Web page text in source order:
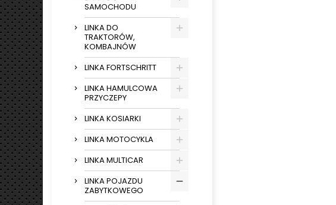
SAMOCHODU
LINKA DO
TRAKTORÓW,
KOMBAJNÓW
LINKA FORTSCHRITT
LINKA HAMULCOWA
PRZYCZEPY
LINKA KOSIARKI
LINKA MOTOCYKLA
LINKA MULTICAR
LINKA POJAZDU
ZABYTKOWEGO